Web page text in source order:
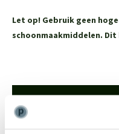
Let op! Gebruik geen
schoonmaakmiddelen.